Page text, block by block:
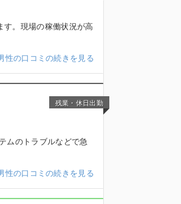
す。現場の稼働状況が高
性の口コミの続きを見る
残業・休日出勤
ムのトラブルなどで急
性の口コミの続きを見る